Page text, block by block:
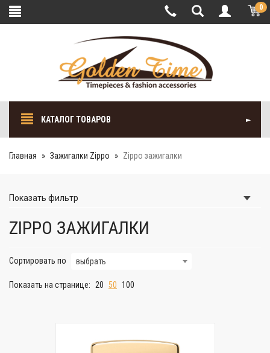
0
КАТАЛОГ ТОВАРОВ
Главная Зажигалки Zippo Zippo зажигалки
Показать фильтр
ZIPPO ЗАЖИГАЛКИ
Сортировать по выбрать
Показать на странице: 20 50 100